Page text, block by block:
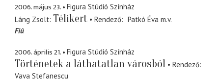
2006. május 23.
Figura Stúdió Színház
Láng Zsolt Télikert Rendező Patkó Éva m.v.
Fiú
2006. április 21. Figura Stúdió Színház
Történetek a láthatatlan városból
Rendező
Vava Stefanescu